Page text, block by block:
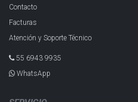
Contacto
Facturas
Atención y Soporte Técnico
55 6943 993​5
WhatsApp